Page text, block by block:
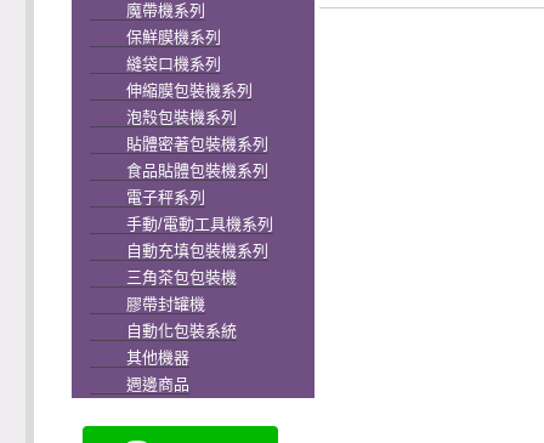
魔帶機系列
保鮮膜機系列
縫袋口機系列
伸縮膜包裝機系列
泡殼包裝機系列
貼體密著包裝機系列
食品貼體包裝機系列
電子秤系列
手動/電動工具機系列
自動充填包裝機系列
三角茶包包裝機
膠帶封罐機
自動化包裝系統
其他機器
週邊商品